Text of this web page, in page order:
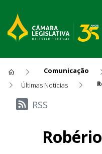
Comunicação
Últimas Notícias
Últimas
RSS